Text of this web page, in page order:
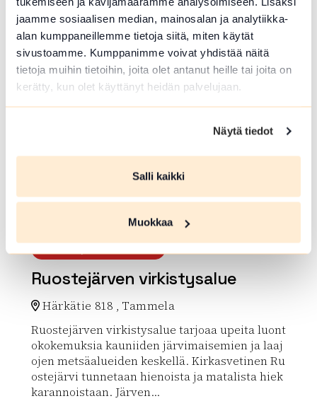
jaamme sosiaalisen median, mainosalan ja analytiikka-
alan kumppaneillemme tietoja siitä, miten käytät
sivustoamme. Kumppanimme voivat yhdistää näitä
tietoja muihin tietoihin, joita olet antanut heille tai joita on
kerätty, kun olet käyttänyt heidän palvelujaan.
Näytä tiedot
Salli kaikki
Muokkaa
Kormuntie 258 , Riihimäki
Lue lisää luontokohteesta Riutta MTB Bike park
array(0) { }
Ruostejärven virkistysalue
Härkätie 818 , Tammela
Ruostejärven virkistysalue tarjoaa upeita luont
okokemuksia kauniiden järvimaisemien ja laaj
ojen metsäalueiden keskellä. Kirkasvetinen Ru
ostejärvi tunnetaan hienoista ja matalista hiek
karannoistaan. Järven...